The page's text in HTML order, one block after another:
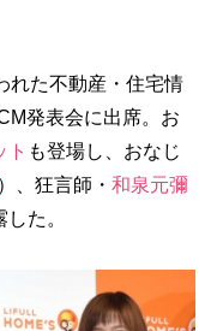
れた不動産・住宅情
発表会に出席。お
ト も登場し、おなじ
）、狂言師・ 和泉元彌
た。